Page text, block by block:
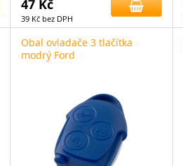
47 Kč
39 Kč bez DPH
Obal ovladače 3 tlačítka
modrý Ford